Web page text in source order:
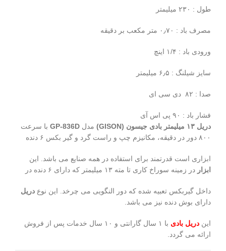
طول : ۲۳۰ میلیمتر
مصرف باد : ۰٫۷۰ متر مکعب بر دقیقه
ورودی باد : ۱/۴ اینچ
سایز شیلنگ : ۶٫۵ میلیمتر
صدا : ۸۲ دی سی ای
فشار باد : ۹۰ پی اس آی
دریل ۱۳ میلیمتر بادی جیسون (GISON)
مدل
با سرعت
۸۰۰ دور در دقیقه، مکانیزم چپ و راست گرد و گیر بکس ۶ دنده
ابزاری است قدرتمند برای استفاده در همه صنایع می باشد. این
ابزار در زمینه سوراخ کاری تا مته ۱۳ میلیمتر که دارای ۶ دنده در
داخل گیربکس تعبیه شده که دور النگویی می چرخد. این نوع دریل
دارای بوش دنده نیز می باشد.
این دریل بادی
با ۱ سال گارانتی و ۱۰ سال خدمات پس از فروش
ارائه می گردد.